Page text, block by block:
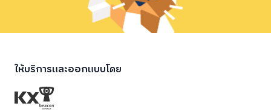
ให้บริการและออกแบบโดย